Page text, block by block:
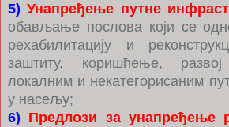
5)Унапређење путне
обављање послова који се
рехабилитацију и
заштиту, коришћење,
локалним и некатегорисаним
у насељу;
6) Предлози за унапређење